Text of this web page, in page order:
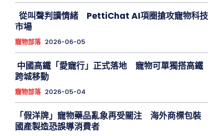
從叫聲判讀情緒 PettiChat AI項圈搶攻寵物科技
市場
寵物部落 2026-06-05
中國高鐵「愛寵行」正式落地 寵物可單獨搭高鐵
跨城移動
寵物部落 2026-05-04
「假洋牌」寵物藥品亂象再受關注 海外商標包裝
國產製造恐誤導消費者